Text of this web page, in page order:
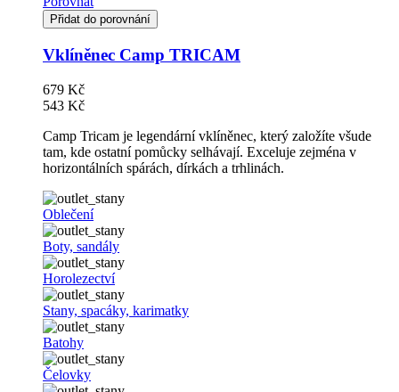
Přidat do porovnání
Vklíněnec Camp TRICAM
679 Kč
543 Kč
Camp Tricam je legendární vklíněnec, který založíte všude
tam, kde ostatní pomůcky selhávají. Exceluje zejména v
horizontálních spárách, dírkách a trhlinách.
Oblečení
Boty, sandály
Horolezectví
Stany, spacáky, karimatky
Batohy
Čelovky